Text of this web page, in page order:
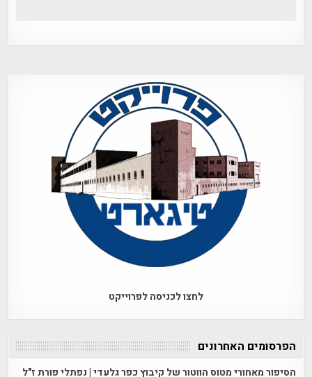
לחצו לכניסה לפרוייקט
הפרסומים האחרונים
הסיפור מאחורי מטוס הווטור של קיבוץ כפר גלעדי | נפתלי פורת ז"ל